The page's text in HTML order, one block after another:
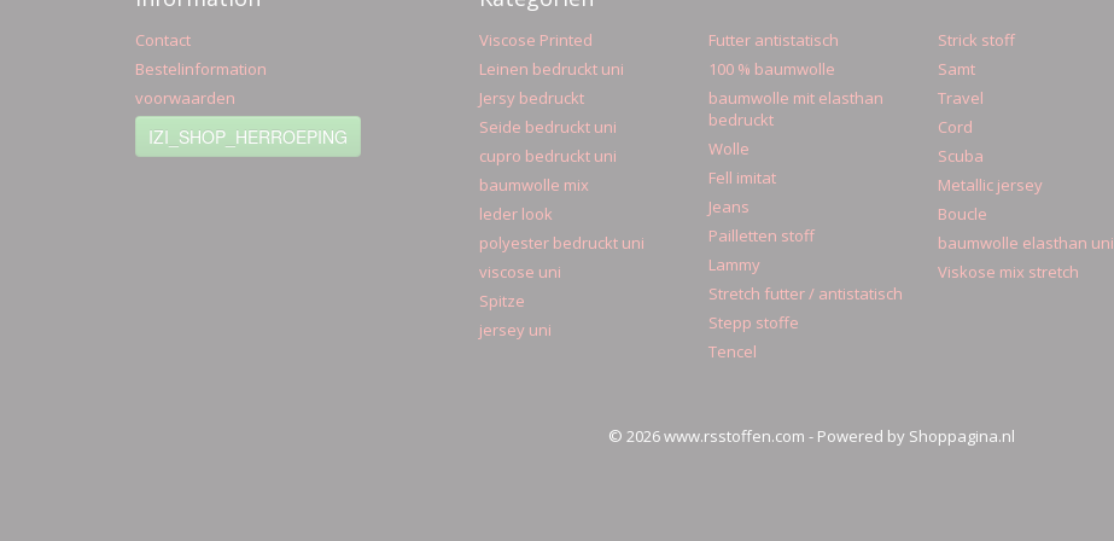
Contact
Bestelinformation
voorwaarden
IZI_SHOP_HERROEPING
Viscose Printed
Leinen bedruckt uni
Jersy bedruckt
Seide bedruckt uni
cupro bedruckt uni
baumwolle mix
leder look
polyester bedruckt uni
viscose uni
Spitze
jersey uni
Futter antistatisch
100 % baumwolle
baumwolle mit elasthan
bedruckt
Wolle
Fell imitat
Jeans
Pailletten stoff
Lammy
Stretch futter / antistatisch
Stepp stoffe
Tencel
Strick stoff
Samt
Travel
Cord
Scuba
Metallic jersey
Boucle
baumwolle elasthan uni
Viskose mix stretch
© 2026 www.rsstoffen.com - Powered by Shoppagina.nl